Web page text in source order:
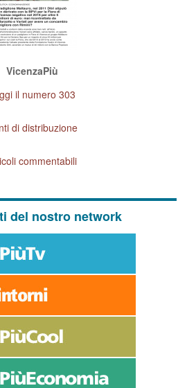
VicenzaPiù
il numero 303
di distribuzione
commentabili
del nostro network